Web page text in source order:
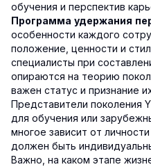
обучения и перспектив
Программа удержания
особенности каждого
положение, ценности и
специалисты при
опираются на теорию
важен статус и признание
Представители поколения
для обучения или
многое зависит от
должен быть
Важно, на каком этапе